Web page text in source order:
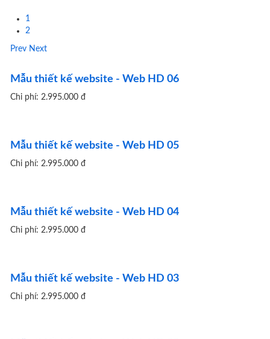
1
2
Prev Next
Mẫu thiết kế website - Web HD 06
Chi phí: 2.995.000 đ
Mẫu thiết kế website - Web HD 05
Chi phí: 2.995.000 đ
Mẫu thiết kế website - Web HD 04
Chi phí: 2.995.000 đ
Mẫu thiết kế website - Web HD 03
Chi phí: 2.995.000 đ